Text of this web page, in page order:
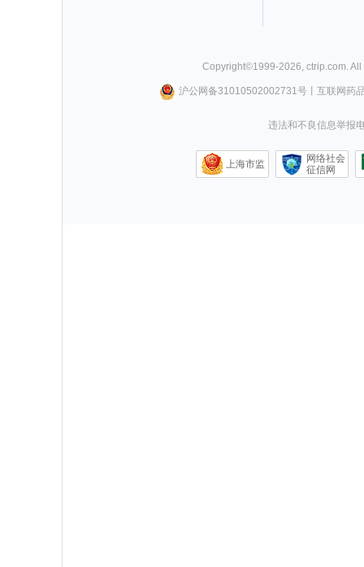
Copyright©1999-2026 ctrip.com .
沪公网备31010502002731号丨 互联网药
违法和不良信息举报
上海市监
网络社会
征信网